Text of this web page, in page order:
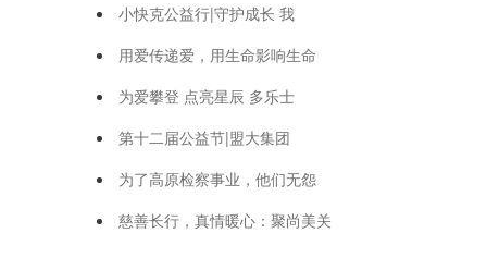
小快克公益行|守护成长 我
用爱传递爱，用生命影响生命
为爱攀登 点亮星辰 多乐士
第十二届公益节|盟大集团
为了高原检察事业，他们无怨
慈善长行，真情暖心：聚尚美关